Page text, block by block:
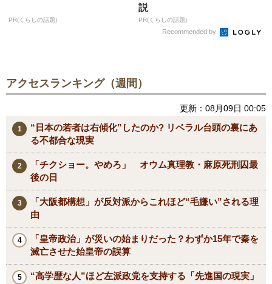
PR(くらしの話題)
説
PR(くらしの話題)
Recommended by
アクセスランキング（週間）
更新：08月09日 00:05
“日本の若者は右傾化”したのか? リベラル台頭の裏にあ
る不都合な現実
「チクショー。やめろ」 オウム真理教・麻原死刑囚最
後の日
「大阪都構想」が反対派からこれほど“毛嫌い”される理
由
「皇帝政治」が災いの始まりだった？わずか15年で秦を
滅亡させた始皇帝の誤算
“高学歴な人”ほど左派政党を支持する「先進国の現実」